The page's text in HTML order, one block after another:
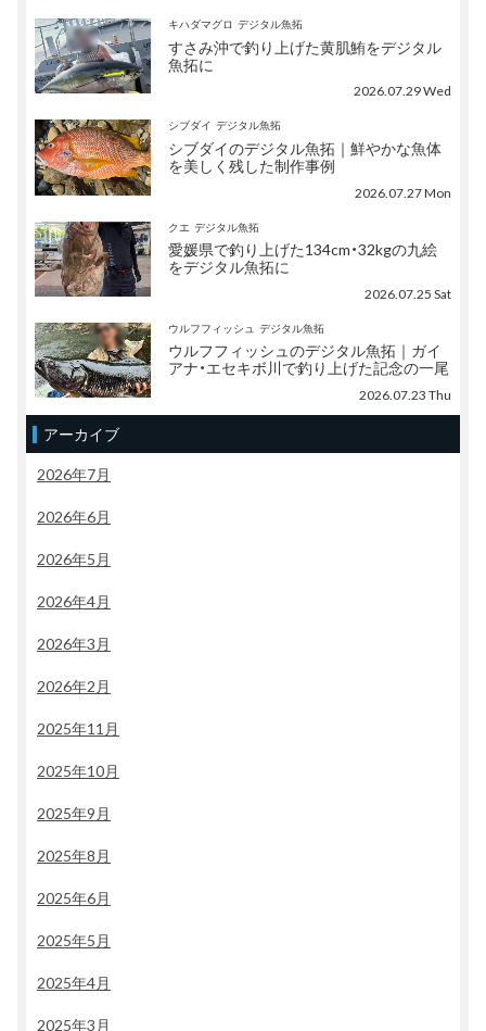
キハダマグロ デジタル魚拓
すさみ沖で釣り上げた黄肌鮪をデジタル
魚拓に
2026.07.29 Wed
シブダイ デジタル魚拓
シブダイのデジタル魚拓｜鮮やかな魚体
を美しく残した制作事例
2026.07.27 Mon
クエ デジタル魚拓
愛媛県で釣り上げた134cm・32kgの九絵
をデジタル魚拓に
2026.07.25 Sat
ウルフフィッシュ デジタル魚拓
ウルフフィッシュのデジタル魚拓｜ガイ
アナ・エセキボ川で釣り上げた記念の一尾
2026.07.23 Thu
アーカイブ
2026年7月
2026年6月
2026年5月
2026年4月
2026年3月
2026年2月
2025年11月
2025年10月
2025年9月
2025年8月
2025年6月
2025年5月
2025年4月
2025年3月